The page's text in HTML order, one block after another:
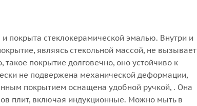
и покрыта стеклокерамической эмалью. Внутри и
являясь стекольной массой, не вызывает
покрытие долговечно, оно устойчиво к
не подвержена механической деформации,
покрытием оснащена удобной ручкой, . Она
плит, включая индукционные. Можно мыть в